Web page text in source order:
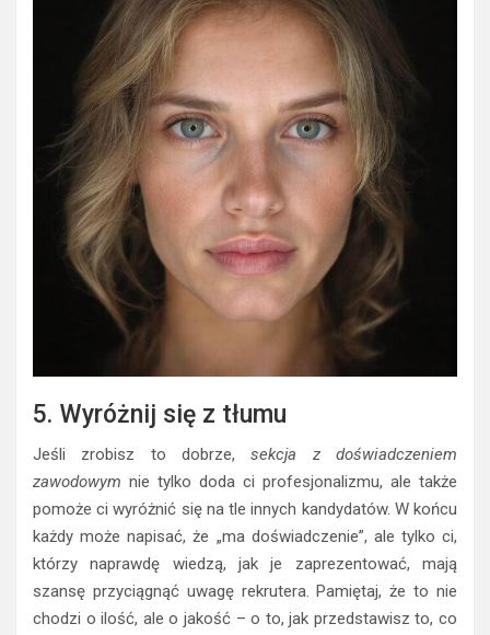
5. Wyróżnij się z tłumu
Jeśli zrobisz to dobrze,sekcja z doświadczeniem
zawodowym nie tylko doda ci profesjonalizmu, ale także
pomoże ci wyróżnić się na tle innych kandydatów. W końcu
każdy może napisać, że „ma doświadczenie”, ale tylko ci,
którzy naprawdę wiedzą, jak je zaprezentować, mają
szansę przyciągnąć uwagę rekrutera. Pamiętaj, że to nie
chodzi o ilość, ale o jakość – o to, jak przedstawisz to, co